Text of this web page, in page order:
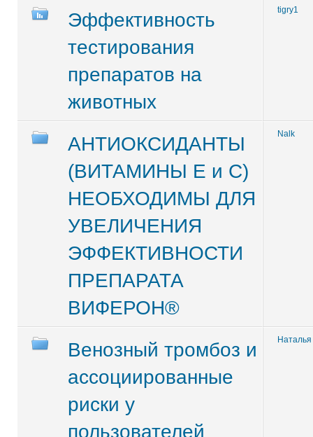
Эффективность
тестирования
препаратов на
животных
tigry1
АНТИОКСИДАНТЫ
(ВИТАМИНЫ Е и С)
НЕОБХОДИМЫ ДЛЯ
УВЕЛИЧЕНИЯ
ЭФФЕКТИВНОСТИ
ПРЕПАРАТА
ВИФЕРОН®
Nalk
Венозный тромбоз и
ассоциированные
риски у
пользователей
Наталья